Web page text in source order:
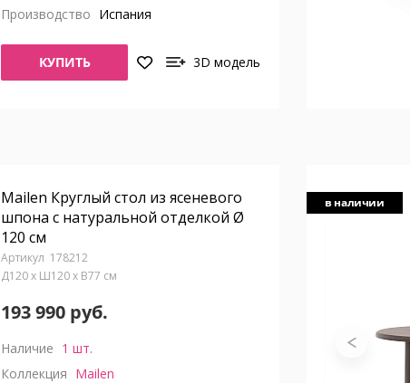
Производство Испания
КУПИТЬ 3D модель
Mailen Круглый стол из ясеневого
шпона с натуральной отделкой Ø
120 см
178212
Д120 x Ш120 x В77 см
193 990 руб.
Наличие 1 шт.
Коллекция Mailen
в наличии